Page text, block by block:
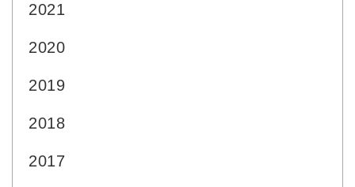
2021
2020
2019
2018
2017